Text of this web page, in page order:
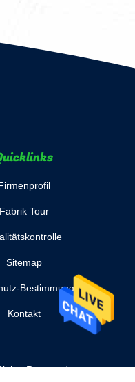
Fabrik Tour
Sitemap
Bestimmungen
Kontakt
Reserved.